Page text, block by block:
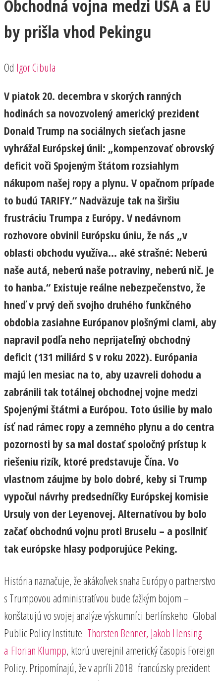
Obchodná vojna medzi USA a EÚ
by prišla vhod Pekingu
Od Igor Cibula
V piatok 20. decembra v skorých ranných
hodinách sa novozvolený americký prezident
Donald Trump na sociálnych sieťach jasne
vyhrážal Európskej únii: „kompenzovať obrovský
deficit voči Spojeným štátom rozsiahlym
nákupom našej ropy a plynu. V opačnom prípade
to budú TARIFY.“ Nadväzuje tak na širšiu
frustráciu Trumpa z Európy. V nedávnom
rozhovore obvinil Európsku úniu, že nás „v
oblasti obchodu využíva… aké strašné: Neberú
naše autá, neberú naše potraviny, neberú nič. Je
to hanba.“ Existuje reálne nebezpečenstvo, že
hneď v prvý deň svojho druhého funkčného
obdobia zasiahne Európanov plošnými clami, aby
napravil podľa neho neprijateľný obchodný
deficit (131 miliárd $ v roku 2022). Európania
majú len mesiac na to, aby uzavreli dohodu a
zabránili tak totálnej obchodnej vojne medzi
Spojenými štátmi a Európou. Toto úsilie by malo
ísť nad rámec ropy a zemného plynu a do centra
pozornosti by sa mal dostať spoločný prístup k
riešeniu rizík, ktoré predstavuje Čína. Vo
vlastnom záujme by bolo dobré, keby si Trump
vypočul návrhy predsedníčky Európskej komisie
Ursuly von der Leyenovej. Alternatívou by bolo
začať obchodnú vojnu proti Bruselu – a posilniť
tak európske hlasy podporujúce Peking.
História naznačuje, že akákoľvek snaha Európy o partnerstvo
s Trumpovou administratívou bude ťažkým bojom –
konštatujú vo svojej analýze výskumníci berlínskeho Global
Public Policy Institute Thorsten Benner, Jakob Hensing
a Florian Klumpp, ktorú uverejnil americký časopis Foreign
Policy. Pripomínajú, že v apríli 2018 francúzsky prezident